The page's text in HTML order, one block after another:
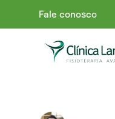
Fale conosco